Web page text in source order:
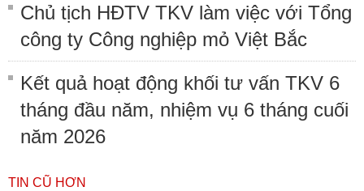
Chủ tịch HĐTV TKV làm việc với Tổng
công ty Công nghiệp mỏ Việt Bắc
Kết quả hoạt động khối tư vấn TKV 6
tháng đầu năm, nhiệm vụ 6 tháng cuối
năm 2026
TIN CŨ HƠN